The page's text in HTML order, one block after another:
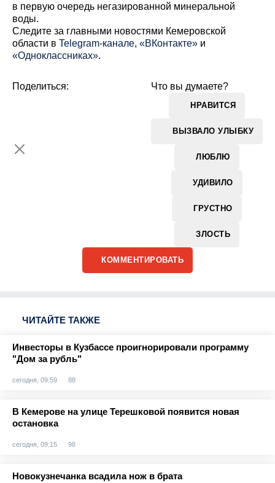
в первую очередь негазированной минеральной
воды.
Cледите за главными новостями Кемеровской
области в Telegram-канале, «ВКонтакте» и
«Одноклассниках».
Что вы думаете?
НРАВИТСЯ
ВЫЗВАЛО УЛЫБКУ
ЛЮБЛЮ
УДИВИЛО
ГРУСТНО
ЗЛОСТЬ
Поделиться:
КОММЕНТИРОВАТЬ
ЧИТАЙТЕ ТАКЖЕ
Инвесторы в Кузбассе проигнорировали программу
"Дом за рубль"
сегодня, 09:59 88
В Кемерове на улице Терешковой появится новая
остановка
сегодня, 09:15 98
Новокузнечанка всадила нож в брата